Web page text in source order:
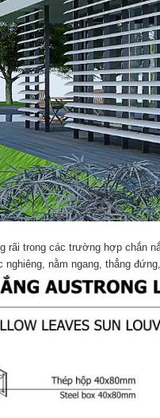
rãi trong các trường hợp chắn
nằm ngang, thẳng